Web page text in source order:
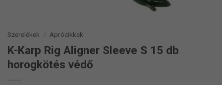
Szerelékek / Aprócikkek
K-Karp Rig Aligner Sleeve S 15 db
horogkötés védő